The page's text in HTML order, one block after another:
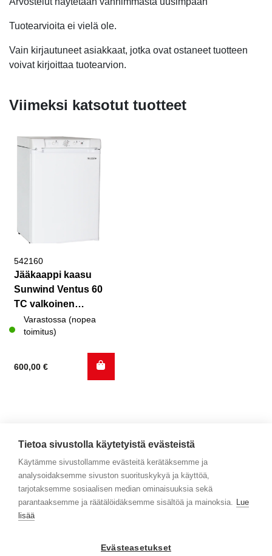
Tuotearvioita ei vielä ole.
Vain kirjautuneet asiakkaat, jotka ovat ostaneet tuotteen
voivat kirjoittaa tuotearvion.
Viimeksi katsotut tuotteet
542160
Jääkaappi kaasu
Sunwind Ventus 60
TC valkoinen
665x460x480cm
Varastossa (nopea
toimitus)
600,00 €
Yhteystiedot
Selaa tuotteita
Tietoa sivustolla käytetyistä evästeistä
Käytämme sivustollamme evästeitä kerätäksemme ja
analysoidaksemme sivuston suorituskykyä ja käyttöä,
tarjotaksemme sosiaalisen median ominaisuuksia sekä
parantaaksemme ja räätälöidäksemme sisältöä ja mainoksia. Lue
lisää
Evästeasetukset